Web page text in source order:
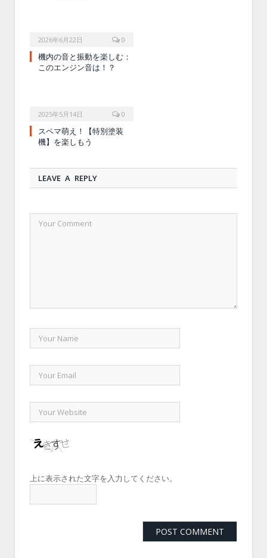
2026年6月22日 0
機内の音と振動を楽しむ：
このエンジン音は！？
2025年5月14日 0
スペマ萌え！【特別塗装
機】を楽しもう
LEAVE A REPLY
上に表示された文字を入力してください。